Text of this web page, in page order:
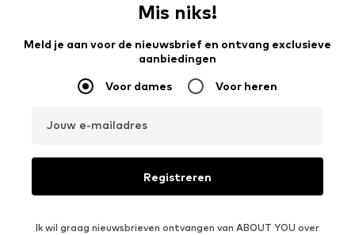
Mis niks!
Meld je aan voor de nieuwsbrief en ontvang exclusieve
aanbiedingen
Voor dames Voor heren
Jouw e-mailadres
Registreren
Ik wil graag nieuwsbrieven ontvangen van ABOUT YOU over